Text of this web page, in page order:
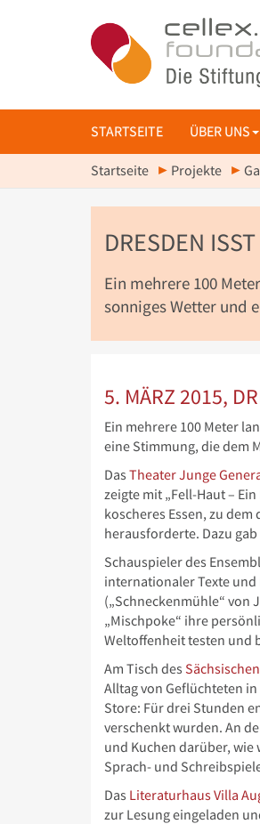
STARTSEITE ÜBER UNS
Startseite Projekte
DRESDEN
Ein mehrere 100
sonniges Wetter und
5. MÄRZ 2015,
Ein mehrere 100 Meter
eine Stimmung, die dem
Das Theater Junge
zeigte mit „Fell-Haut –
koscheres Essen, zu dem
herausforderte. Dazu
Schauspieler des
internationaler Texte und
(„Schneckenmühle“ von
„Mischpoke“ ihre
Weltoffenheit testen und
Am Tisch des
Alltag von Geflüchteten
Store: Für drei Stunden
verschenkt wurden. An
und Kuchen darüber, wie
Sprach- und
Das Literaturhaus Villa
zur Lesung eingeladen